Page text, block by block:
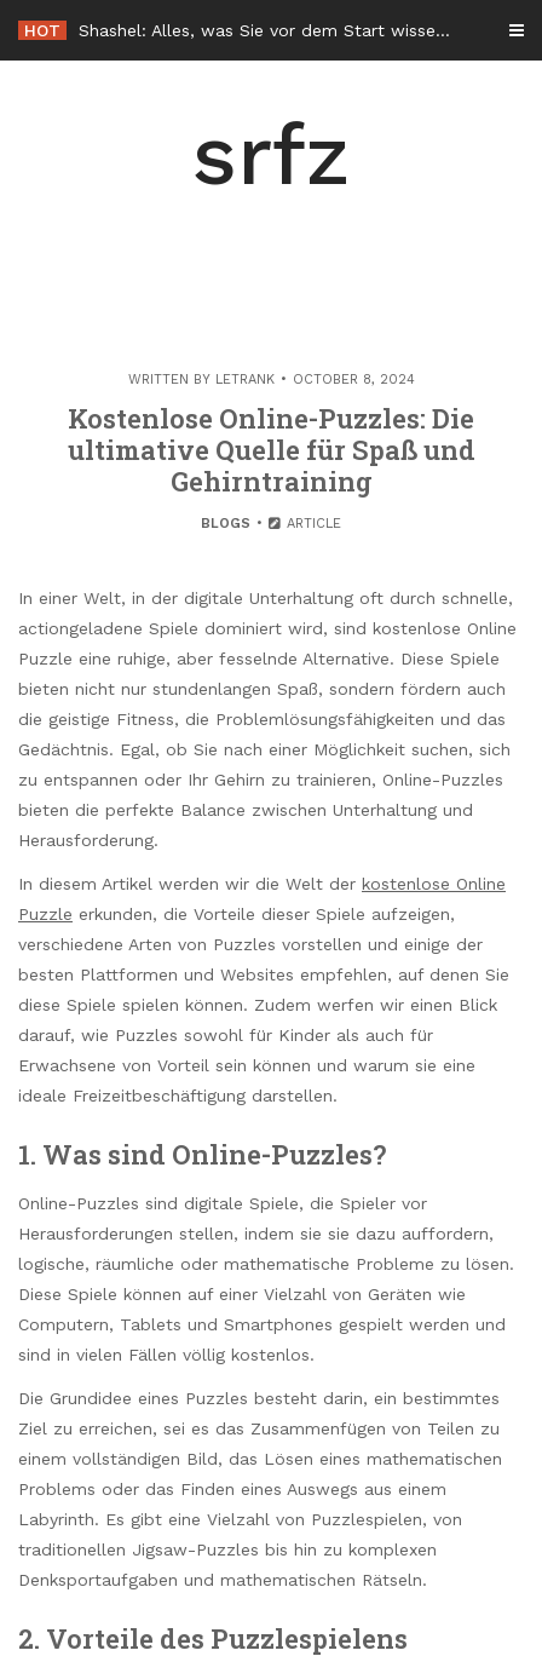
content
HOT Shashel: Alles, was Sie vor dem Start wissen sollten
srfz
WRITTEN BY LETRANK OCTOBER 8, 2024
Kostenlose Online-Puzzles: Die
ultimative Quelle für Spaß und
Gehirntraining
BLOGS ARTICLE
In einer Welt, in der digitale Unterhaltung oft durch schnelle,
actiongeladene Spiele dominiert wird, sind kostenlose Online
Puzzle eine ruhige, aber fesselnde Alternative. Diese Spiele
bieten nicht nur stundenlangen Spaß, sondern fördern auch
die geistige Fitness, die Problemlösungsfähigkeiten und das
Gedächtnis. Egal, ob Sie nach einer Möglichkeit suchen, sich
zu entspannen oder Ihr Gehirn zu trainieren, Online-Puzzles
bieten die perfekte Balance zwischen Unterhaltung und
Herausforderung.
In diesem Artikel werden wir die Welt der kostenlose Online
Puzzle erkunden, die Vorteile dieser Spiele aufzeigen,
verschiedene Arten von Puzzles vorstellen und einige der
besten Plattformen und Websites empfehlen, auf denen Sie
diese Spiele spielen können. Zudem werfen wir einen Blick
darauf, wie Puzzles sowohl für Kinder als auch für
Erwachsene von Vorteil sein können und warum sie eine
ideale Freizeitbeschäftigung darstellen.
1. Was sind Online-Puzzles?
Online-Puzzles sind digitale Spiele, die Spieler vor
Herausforderungen stellen, indem sie sie dazu auffordern,
logische, räumliche oder mathematische Probleme zu lösen.
Diese Spiele können auf einer Vielzahl von Geräten wie
Computern, Tablets und Smartphones gespielt werden und
sind in vielen Fällen völlig kostenlos.
Die Grundidee eines Puzzles besteht darin, ein bestimmtes
Ziel zu erreichen, sei es das Zusammenfügen von Teilen zu
einem vollständigen Bild, das Lösen eines mathematischen
Problems oder das Finden eines Auswegs aus einem
Labyrinth. Es gibt eine Vielzahl von Puzzlespielen, von
traditionellen Jigsaw-Puzzles bis hin zu komplexen
Denksportaufgaben und mathematischen Rätseln.
2. Vorteile des Puzzlespielens